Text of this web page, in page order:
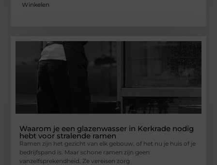
Winkelen
Waarom je een glazenwasser in Kerkrade nodig
hebt voor stralende ramen
Ramen zijn het gezicht van elk gebouw, of het nu je huis of je
bedrijfspand is. Maar schone ramen zijn geen
vanzelfsprekendheid. Ze vereisen zorg